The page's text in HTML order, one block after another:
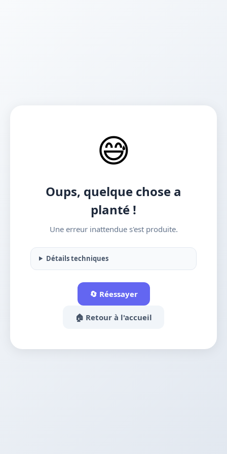
😅
Oups, quelque chose a
planté !
Une erreur inattendue s'est produite.
Détails techniques
🔄 Réessayer
🏠 Retour à l'accueil